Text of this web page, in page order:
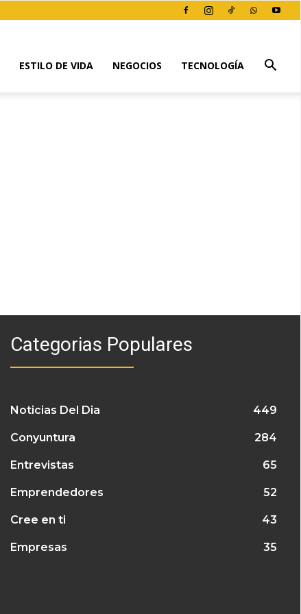
ESTILO DE VIDA NEGOCIOS TECNOLOGÍA
Categorias Populares
Noticias Del Dia 449
Conyuntura 284
Entrevistas 65
Emprendedores 52
Cree en ti 43
Empresas 35